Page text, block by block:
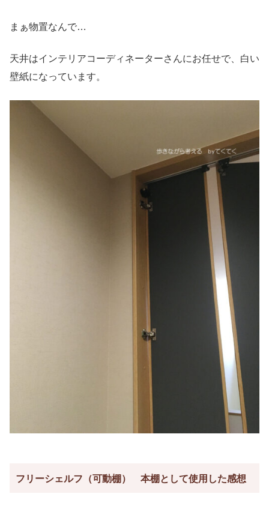
まぁ物置なんで…
天井はインテリアコーディネーターさんにお任せで、白い
壁紙になっています。
フリーシェルフ（可動棚） 本棚として使用した感想